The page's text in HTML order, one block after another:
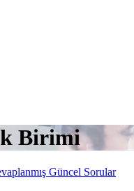
Birimi
Güncel Sorular